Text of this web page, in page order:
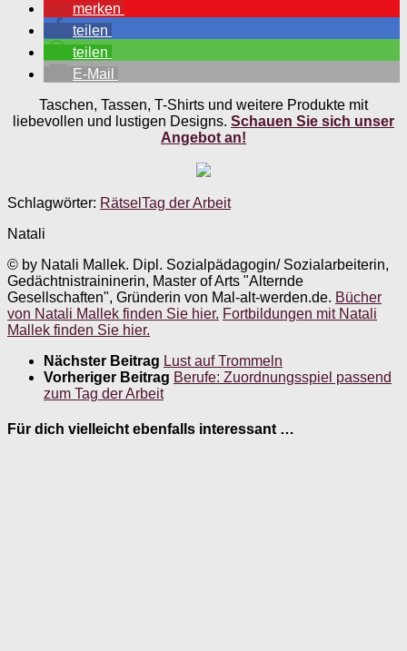
merken
teilen
teilen
E-Mail
Taschen, Tassen, T-Shirts und weitere Produkte mit
liebevollen und lustigen Designs. Schauen Sie sich unser
Angebot an!
Schlagwörter: Rätsel Tag der Arbeit
Natali
© by Natali Mallek. Dipl. Sozialpädagogin/ Sozialarbeiterin,
Gedächtnistraininerin, Master of Arts "Alternde
Gesellschaften", Gründerin von Mal-alt-werden.de. Bücher
von Natali Mallek finden Sie hier. Fortbildungen mit Natali
Mallek finden Sie hier.
Nächster Beitrag Lust auf Trommeln
Vorheriger Beitrag Berufe: Zuordnungsspiel passend
zum Tag der Arbeit
Für dich vielleicht ebenfalls interessant …